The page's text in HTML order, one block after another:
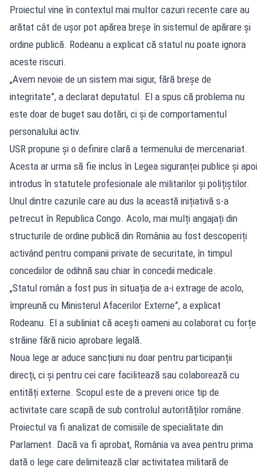
Proiectul vine în contextul mai multor cazuri recente care au
arătat cât de ușor pot apărea breșe în sistemul de apărare și
ordine publică. Rodeanu a explicat că statul nu poate ignora
aceste riscuri.
„Avem nevoie de un sistem mai sigur, fără breșe de
integritate”, a declarat deputatul. El a spus că problema nu
este doar de buget sau dotări, ci și de comportamentul
personalului activ.
USR propune și o definire clară a termenului de mercenariat.
Acesta ar urma să fie inclus în Legea siguranței publice și apoi
introdus în statutele profesionale ale militarilor și polițiștilor.
Unul dintre cazurile care au dus la această inițiativă s-a
petrecut în Republica Congo. Acolo, mai mulți angajați din
structurile de ordine publică din România au fost descoperiți
activând pentru companii private de securitate, în timpul
concediilor de odihnă sau chiar în concedii medicale.
„Statul român a fost pus în situația de a-i extrage de acolo,
împreună cu Ministerul Afacerilor Externe”, a explicat
Rodeanu. El a subliniat că acești oameni au colaborat cu forțe
străine fără nicio aprobare legală.
Noua lege ar aduce sancțiuni nu doar pentru participanții
direcți, ci și pentru cei care facilitează sau colaborează cu
entități externe. Scopul este de a preveni orice tip de
activitate care scapă de sub controlul autorităților române.
Proiectul va fi analizat de comisiile de specialitate din
Parlament. Dacă va fi aprobat, România va avea pentru prima
dată o lege care delimitează clar activitatea militară de